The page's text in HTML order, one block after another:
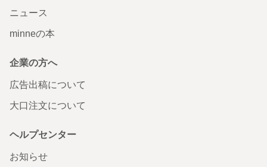
ニュース
minneの本
企業の方へ
広告出稿について
大口注文について
ヘルプセンター
お知らせ